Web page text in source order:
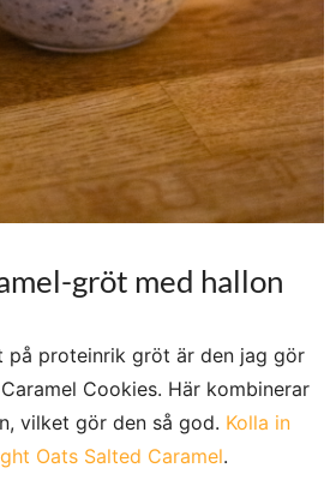
gröt med hallon
på proteinrik gröt är den jag gör
Cookies. Här kombinerar
vilket gör den så god. Kolla in
Oats Salted Caramel.